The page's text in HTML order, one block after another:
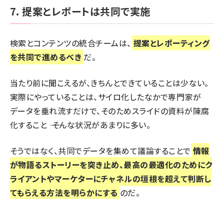
7. 提案とレポートは共同で実施
検索とコンテンツの統合チームは、 提案とレポーティング
を共同で進めるべき だ。
当たり前に聞こえるが、きちんとできていることは少ない。
実際にやっていることは、サイロ化したなかで専門家が
データを垂れ流すだけで、そのためスライドの資料が陳腐
化すること ―― そんな状況があまりに多い。
そうではなく、共同でデータを集めて議論することで 情報
が物語るストーリーを突き止め、最高の最適化のためにク
ライアントやマーケターにチャネルの垣根を超えて判断し
てもらえる方法を明らかにする のだ。